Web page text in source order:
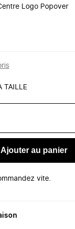
Logo Popover
TAILLE
Ajouter au panier
vite.